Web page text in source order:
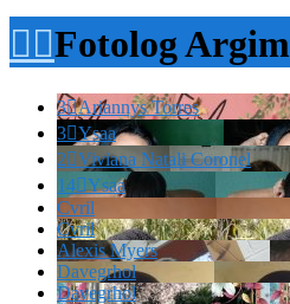
Fotolog Argim
3Ariannys Torres
3Ysaa
2Viviana Natali Coronel
14Ysaa
Cvril
Cvril
Alexis Myers
Davegrhol
Davegrhol